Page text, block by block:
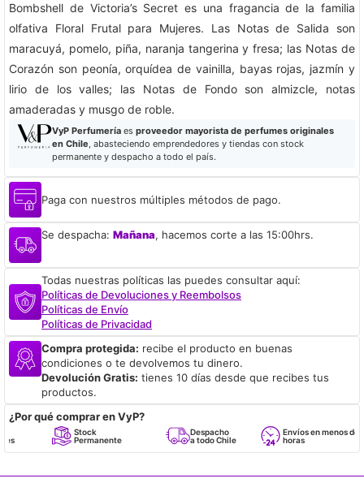
Bombshell de Victoria’s Secret es una fragancia de la familia
olfativa Floral Frutal para Mujeres. Las Notas de Salida son
maracuyá, pomelo, piña, naranja tangerina y fresa; las Notas de
Corazón son peonía, orquídea de vainilla, bayas rojas, jazmín y
lirio de los valles; las Notas de Fondo son almizcle, notas
amaderadas y musgo de roble.
VyP Perfumeríaes proveedor mayorista de perfumes originales
en Chile, abasteciendo emprendedores y tiendas con stock
permanente y despacho a todo el país.
Paga con nuestros múltiples métodos de pago.
Se despacha: Mañana, hacemos corte a las 15:00hrs.
Todas nuestras políticas las puedes consultar aquí:
Políticas de Devoluciones y Reembolsos
Políticas de Envío
Políticas de Privacidad
Compra protegida: recibe el producto en buenas
condiciones o te devolvemos tu dinero.
Devolución Gratis: tienes 10 días desde que recibes tus
productos.
¿Por qué comprar en VyP?
Stock
Permanente
Despacho
a todo Chile
Envíos en menos de 24
horas